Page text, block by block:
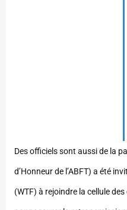
Des officiels sont aussi de la
d’Honneur de l’ABFT) a été
(WTF) à rejoindre la cellule